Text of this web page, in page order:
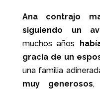
Ana contrajo
siguiendo un
muchos años
gracia de un
una familia
muy generosos,